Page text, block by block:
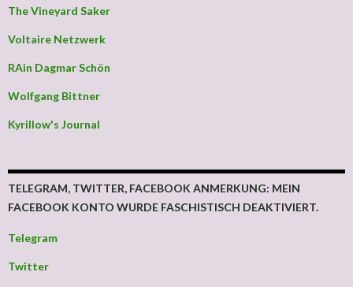
The Vineyard Saker
Voltaire Netzwerk
RAin Dagmar Schön
Wolfgang Bittner
Kyrillow's Journal
TELEGRAM, TWITTER, FACEBOOK ANMERKUNG: MEIN
FACEBOOK KONTO WURDE FASCHISTISCH DEAKTIVIERT.
Telegram
Twitter